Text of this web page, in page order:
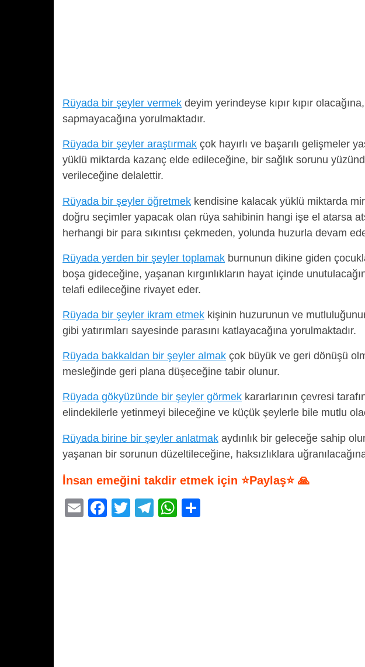
Rüyada bir şeyler vermek deyim yerindeyse kıpır kıpır
sapmayacağına yorulmaktadır.
Rüyada bir şeyler araştırmak çok hayırlı ve başarılı gelişmeler
yüklü miktarda kazanç elde edileceğine, bir sağlık sorunu
verileceğine delalettir.
Rüyada bir şeyler öğretmek kendisine kalacak yüklü miktarda
doğru seçimler yapacak olan rüya sahibinin hangi işe el atarsa
herhangi bir para sıkıntısı çekmeden, yolunda huzurla devam
Rüyada yerden bir şeyler toplamak burnunun dikine giden
boşa gideceğine, yaşanan kırgınlıkların hayat içinde
telafi edileceğine rivayet eder.
Rüyada bir şeyler ikram etmek kişinin huzurunun ve
gibi yatırımları sayesinde parasını katlayacağına yorulmaktadır.
Rüyada bakkaldan bir şeyler almak çok büyük ve geri dönüşü
mesleğinde geri plana düşeceğine tabir olunur.
Rüyada gökyüzünde bir şeyler görmek kararlarının çevresi
elindekilerle yetinmeyi bileceğine ve küçük şeylerle bile mutlu
Rüyada birine bir şeyler anlatmak aydınlık bir geleceğe sahip
yaşanan bir sorunun düzeltileceğine, haksızlıklara
İnsan emeğini takdir etmek için ⭐Paylaş⭐ 🙏
E
F
T
T
W